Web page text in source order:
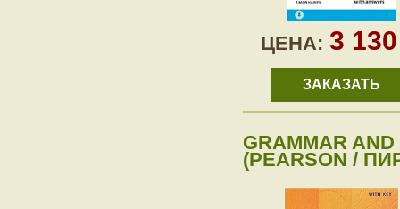
ЦЕНА: 3
ЗАКАЗАТЬ
GRAMMAR
(PEARSON /